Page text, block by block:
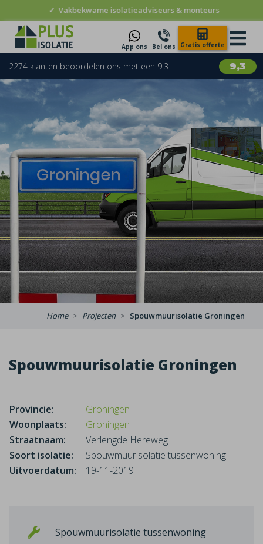
✓ Vakbekwame isolatieadviseurs & monteurs
App ons Bel ons Gratis offerte
9,3
2274 klanten beoordelen ons met een 9.3
Home Projecten Spouwmuurisolatie Groningen
Spouwmuurisolatie Groningen
Provincie:
Groningen
Woonplaats:
Groningen
Straatnaam:
Verlengde Hereweg
Soort isolatie:
Spouwmuurisolatie tussenwoning
Uitvoerdatum:
19-11-2019
Spouwmuurisolatie tussenwoning